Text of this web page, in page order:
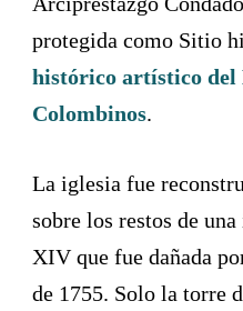
protegida como Sitio
histórico artístico del
Colombinos.
La iglesia fue
sobre los restos de
XIV que fue dañada
de 1755. Solo la torre